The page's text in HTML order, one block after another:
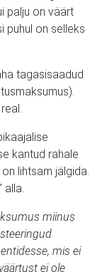
palju on väärt
puhul on selleks
tagasisaadud
kantud rahale
lihtsam jälgida.
miinus
mis ei
ei ole